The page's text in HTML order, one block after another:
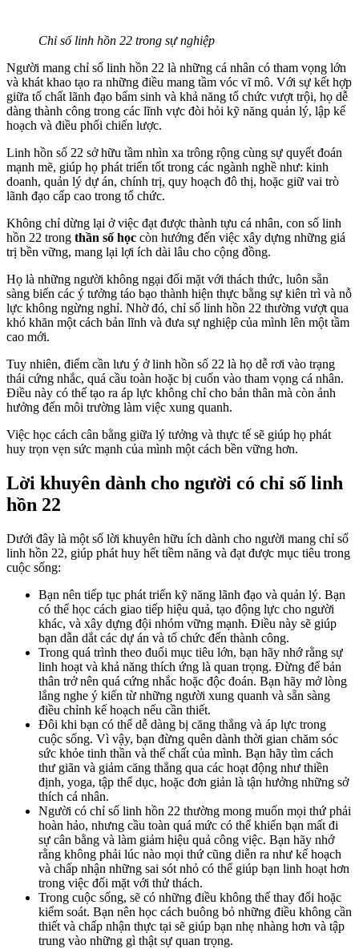
Chỉ số linh hồn 22 trong sự nghiệp
Người mang chỉ số linh hồn 22 là những cá nhân có tham vọng lớn
và khát khao tạo ra những điều mang tầm vóc vĩ mô. Với sự kết hợp
giữa tố chất lãnh đạo bẩm sinh và khả năng tổ chức vượt trội, họ dễ
dàng thành công trong các lĩnh vực đòi hỏi kỹ năng quản lý, lập kế
hoạch và điều phối chiến lược.
Linh hồn số 22 sở hữu tầm nhìn xa trông rộng cùng sự quyết đoán
mạnh mẽ, giúp họ phát triển tốt trong các ngành nghề như: kinh
doanh, quản lý dự án, chính trị, quy hoạch đô thị, hoặc giữ vai trò
lãnh đạo cấp cao trong tổ chức.
Không chỉ dừng lại ở việc đạt được thành tựu cá nhân, con số linh
hồn 22 trong thần số học còn hướng đến việc xây dựng những giá
trị bền vững, mang lại lợi ích dài lâu cho cộng đồng.
Họ là những người không ngại đối mặt với thách thức, luôn sẵn
sàng biến các ý tưởng táo bạo thành hiện thực bằng sự kiên trì và nỗ
lực không ngừng nghỉ. Nhờ đó, chỉ số linh hồn 22 thường vượt qua
khó khăn một cách bản lĩnh và đưa sự nghiệp của mình lên một tầm
cao mới.
Tuy nhiên, điểm cần lưu ý ở linh hồn số 22 là họ dễ rơi vào trạng
thái cứng nhắc, quá cầu toàn hoặc bị cuốn vào tham vọng cá nhân.
Điều này có thể tạo ra áp lực không chỉ cho bản thân mà còn ảnh
hưởng đến môi trường làm việc xung quanh.
Việc học cách cân bằng giữa lý tưởng và thực tế sẽ giúp họ phát
huy trọn vẹn sức mạnh của mình một cách bền vững hơn.
Lời khuyên dành cho người có chỉ số linh
hồn 22
Dưới đây là một số lời khuyên hữu ích dành cho người mang chỉ số
linh hồn 22, giúp phát huy hết tiềm năng và đạt được mục tiêu trong
cuộc sống:
Bạn nên tiếp tục phát triển kỹ năng lãnh đạo và quản lý. Bạn
có thể học cách giao tiếp hiệu quả, tạo động lực cho người
khác, và xây dựng đội nhóm vững mạnh. Điều này sẽ giúp
bạn dẫn dắt các dự án và tổ chức đến thành công.
Trong quá trình theo đuổi mục tiêu lớn, bạn hãy nhớ rằng sự
linh hoạt và khả năng thích ứng là quan trọng. Đừng để bản
thân trở nên quá cứng nhắc hoặc độc đoán. Bạn hãy mở lòng
lắng nghe ý kiến từ những người xung quanh và sẵn sàng
điều chỉnh kế hoạch nếu cần thiết.
Đôi khi bạn có thể dễ dàng bị căng thẳng và áp lực trong
cuộc sống. Vì vậy, bạn đừng quên dành thời gian chăm sóc
sức khỏe tinh thần và thể chất của mình. Bạn hãy tìm cách
thư giãn và giảm căng thẳng qua các hoạt động như thiền
định, yoga, tập thể dục, hoặc đơn giản là tận hưởng những sở
thích cá nhân.
Người có chỉ số linh hồn 22 thường mong muốn mọi thứ phải
hoàn hảo, nhưng cầu toàn quá mức có thể khiến bạn mất đi
sự cân bằng và làm giảm hiệu quả công việc. Bạn hãy nhớ
rằng không phải lúc nào mọi thứ cũng diễn ra như kế hoạch
và chấp nhận những sai sót nhỏ có thể giúp bạn linh hoạt hơn
trong việc đối mặt với thử thách.
Trong cuộc sống, sẽ có những điều không thể thay đổi hoặc
kiểm soát. Bạn nên học cách buông bỏ những điều không cần
thiết và chấp nhận thực tại sẽ giúp bạn nhẹ nhàng hơn và tập
trung vào những gì thật sự quan trọng.